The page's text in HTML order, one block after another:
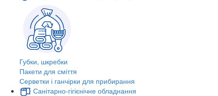
Губки, шкребки
Пакети для сміття
Серветки і ганчірки для прибирання
Санітарно-гігієнічне обладнання